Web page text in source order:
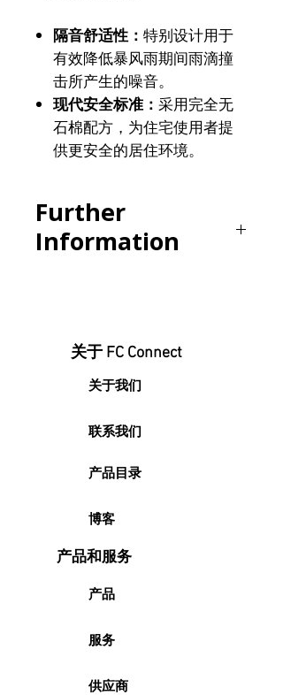
隔音舒适性： 特别设计用于
有效降低暴风雨期间雨滴撞
击所产生的噪音。
现代安全标准： 采用完全无
石棉配方，为住宅使用者提
供更安全的居住环境。
Further
Information
耐候性强： 不生锈、不易碎
裂，确保在各种气候条件下长
期可靠使用。
安静的室内环境。
形状稳定，不易变形。
于搬运、施工及安装。
建筑的理想选择。
关于 FC Connect
关于我们
联系我们
产品目录
博客
产品和服务
产品
服务
供应商